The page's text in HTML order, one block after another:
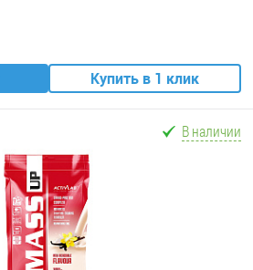
Купить в 1 клик
В наличии